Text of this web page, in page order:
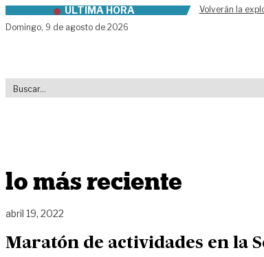
Skip to contentÚLTIMA HORA
Volverán la
Domingo, 9 de agosto de 2026
lo más reciente
abril 19, 2022
Maratón de actividades en la